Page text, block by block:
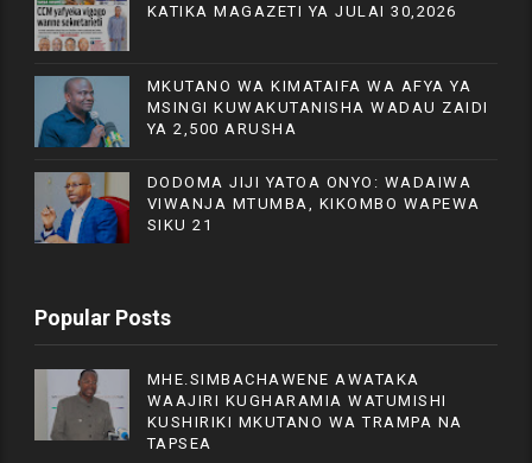
KATIKA MAGAZETI YA JULAI 30,2026
MKUTANO WA KIMATAIFA WA AFYA YA
MSINGI KUWAKUTANISHA WADAU ZAIDI
YA 2,500 ARUSHA
DODOMA JIJI YATOA ONYO: WADAIWA
VIWANJA MTUMBA, KIKOMBO WAPEWA
SIKU 21
Popular Posts
MHE.SIMBACHAWENE AWATAKA
WAAJIRI KUGHARAMIA WATUMISHI
KUSHIRIKI MKUTANO WA TRAMPA NA
TAPSEA